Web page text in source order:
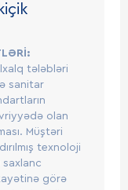
tələbləri
sanitar
olan
Müştəri
texnoloji
saxlanc
görə